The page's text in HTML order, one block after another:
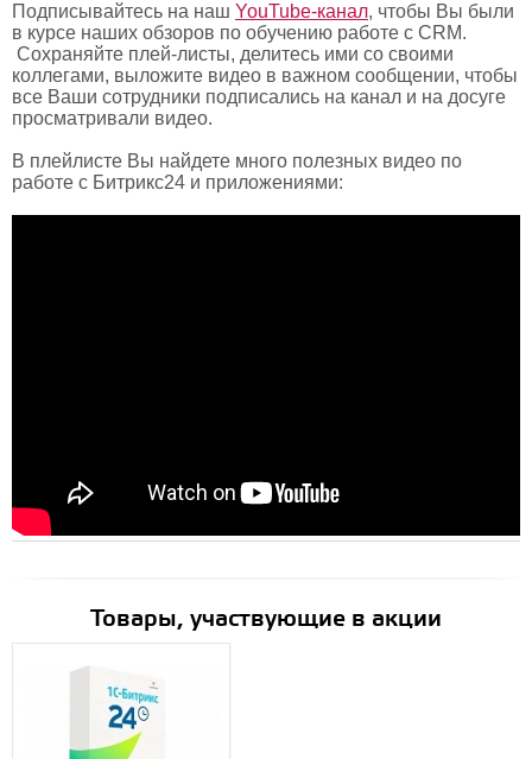
Подписывайтесь на наш YouTube-канал, чтобы Вы были
в курсе наших обзоров по обучению работе с CRM.
Сохраняйте плей-листы, делитесь ими со своими
коллегами, выложите видео в важном сообщении, чтобы
все Ваши сотрудники подписались на канал и на досуге
просматривали видео.
В плейлисте Вы найдете много полезных видео по
работе с Битрикс24 и приложениями:
Товары, участвующие в акции